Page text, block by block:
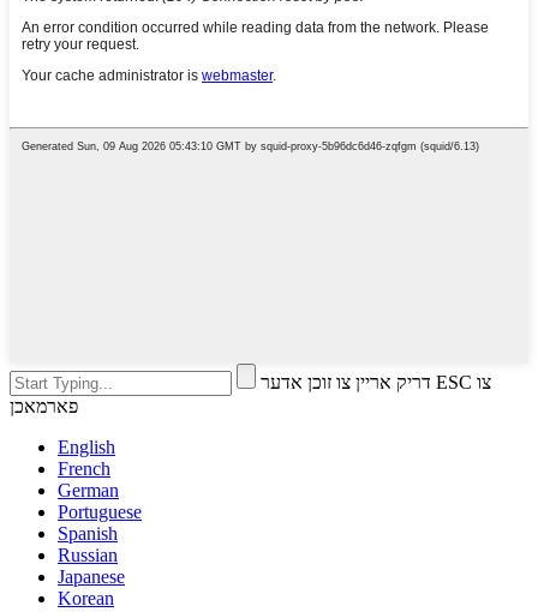
דריק אריין צו זוכן אדער ESC צו
פארמאכן
English
French
German
Portuguese
Spanish
Russian
Japanese
Korean